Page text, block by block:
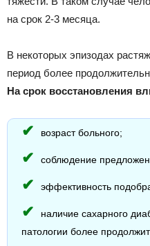
на срок 2-3 месяца.
В некоторых эпизодах
период более
На срок восстановления
возраст больного;
соблюдение
эффективность
наличие сахарного
патологии более